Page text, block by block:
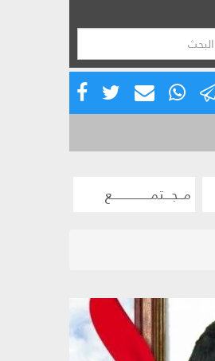
مــجـــتمــــــــــــــــع